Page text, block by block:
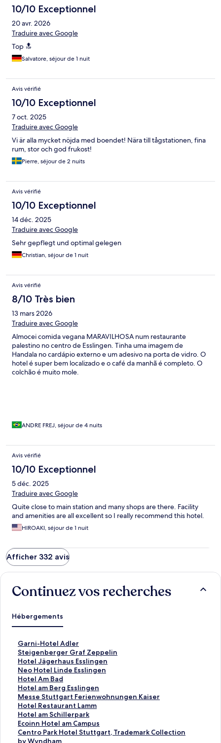
10/10 Exceptionnel
20 avr. 2026
Traduire avec Google
Top 🔝
Salvatore, séjour de 1 nuit
Avis vérifié
10/10 Exceptionnel
7 oct. 2025
Traduire avec Google
Vi är alla mycket nöjda med boendet! Nära till tågstationen, fina
rum, stor och god frukost!
Pierre, séjour de 2 nuits
Avis vérifié
10/10 Exceptionnel
14 déc. 2025
Traduire avec Google
Sehr gepflegt und optimal gelegen
Christian, séjour de 1 nuit
Avis vérifié
8/10 Très bien
13 mars 2026
Traduire avec Google
Almocei comida vegana MARAVILHOSA num restaurante
palestino no centro de Esslingen. Tinha uma imagem de
Handala no cardápio externo e um adesivo na porta de vidro. O
hotel é super bem localizado e o café da manhã é completo. O
colchão é muito mole.
ANDRE FREJ, séjour de 4 nuits
Avis vérifié
10/10 Exceptionnel
5 déc. 2025
Traduire avec Google
Quite close to main station and many shops are there. Facility
and amenities are all excellent so I really recommend this hotel.
HIROAKI, séjour de 1 nuit
Afficher 332 avis
Continuez vos recherches
Hébergements
Garni-Hotel Adler
L
i
e
n
o
u
v
r
a
n
t
l
Steigenberger Graf Zeppelin
L
i
e
n
o
u
v
r
a
n
t
Hotel Jägerhaus Esslingen
L
i
e
n
o
u
v
r
a
n
Neo Hotel Linde Esslingen
L
i
e
n
o
u
v
r
a
Hotel Am Bad
L
i
e
n
o
u
v
r
Hotel am Berg Esslingen
L
i
e
n
o
u
v
Messe Stuttgart Ferienwohnungen Kaiser
L
i
e
n
o
u
Hotel Restaurant Lamm
L
i
e
n
o
Hotel am Schillerpark
L
i
e
n
Ecoinn Hotel am Campus
L
i
e
Centro Park Hotel Stuttgart, Trademark Collection
by Wyndham
L
i